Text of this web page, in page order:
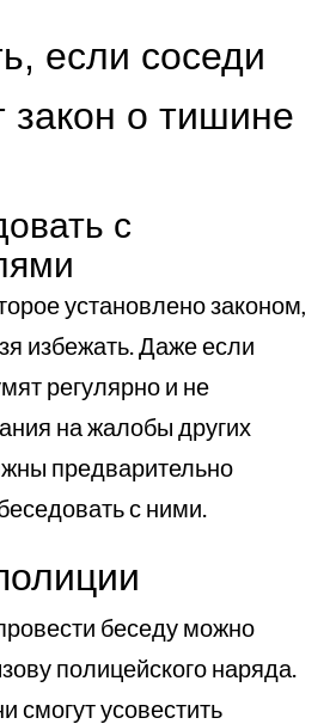
если соседи
о тишине
с
установлено законом,
избежать. Даже если
регулярно и не
на жалобы других
предварительно
с ними.
беседу можно
полицейского наряда.
смогут усовестить